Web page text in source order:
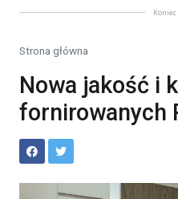
Strona główna
Nowa jakość i
fornirowanych